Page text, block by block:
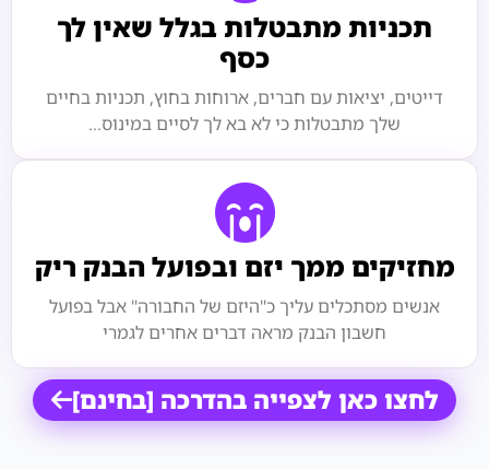
תכניות מתבטלות בגלל שאין לך
כסף
דייטים, יציאות עם חברים, ארוחות בחוץ, תכניות בחיים
שלך מתבטלות כי לא בא לך לסיים במינוס...
מחזיקים ממך יזם ובפועל הבנק ריק
אנשים מסתכלים עליך כ"היזם של החבורה" אבל בפועל
חשבון הבנק מראה דברים אחרים לגמרי
לחצו כאן לצפייה בהדרכה [בחינם]